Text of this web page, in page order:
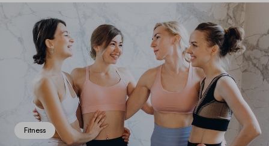
Fitness